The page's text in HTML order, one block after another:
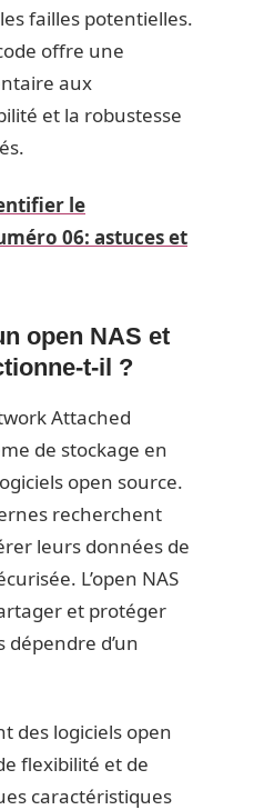
failles potentielles.
offre une
aux
et la robustesse
le
06: astuces et
open NAS et
t-il ?
Attached
de stockage en
open source.
recherchent
leurs données de
L’open NAS
et protéger
d’un
des logiciels open
flexibilité et de
caractéristiques